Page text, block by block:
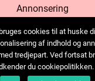
Annonsering
Cookies
Kontakta oss
Sitemap
cookies til at huske
af indhold og
tredjepart. Ved fortsat
du cookiepolitikken.